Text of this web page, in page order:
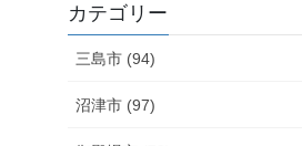
カテゴリー
三島市 (94)
沼津市 (97)